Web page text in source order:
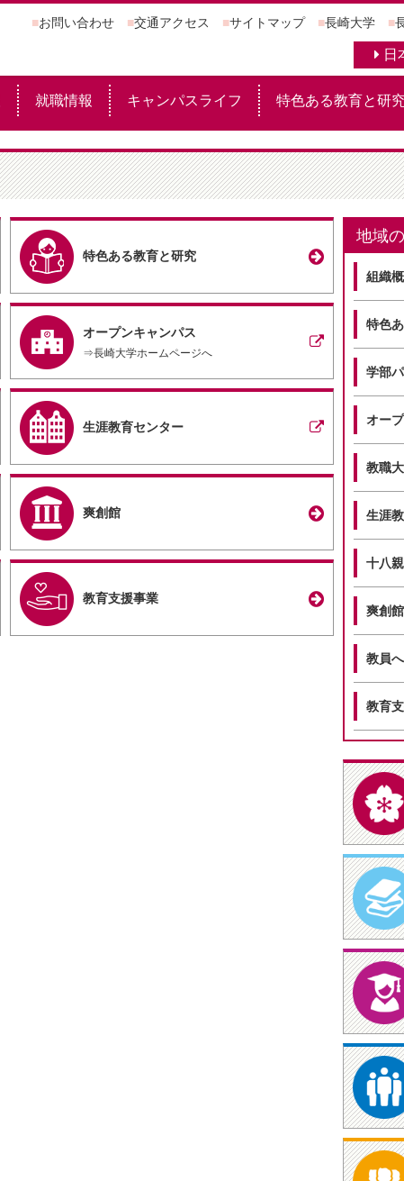
■お問い合わせ ■交通アクセス ■サイトマップ ■長崎大学 ■
日
就職情報 キャンパスライフ 特色ある教育と研究
特色ある教育と研究
オープンキャンパス
⇒長崎大学ホームページへ
生涯教育センター
爽創館
教育支援事業
地域
組織
特色
学部
オー
教職
生涯
十八
爽創館
教員
教育